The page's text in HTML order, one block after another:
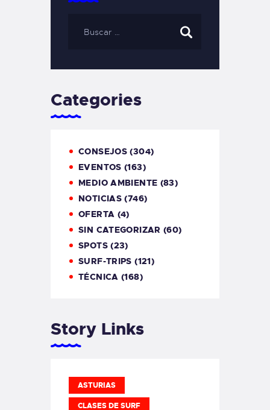
Categories
CONSEJOS (304)
EVENTOS (163)
MEDIO AMBIENTE (83)
NOTICIAS (746)
OFERTA (4)
SIN CATEGORIZAR (60)
SPOTS(23)
SURF-TRIPS (121)
TÉCNICA (168)
Story Links
ASTURIAS
CLASES DE SURF